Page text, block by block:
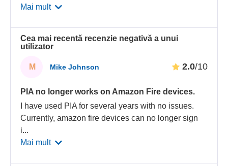
Mai mult
Cea mai recentă recenzie negativă a unui
utilizator
M Mike Johnson 2.0/10
PIA no longer works on Amazon Fire devices.
I have used PIA for several years with no issues.
Currently, amazon fire devices can no longer sign
i...
Mai mult